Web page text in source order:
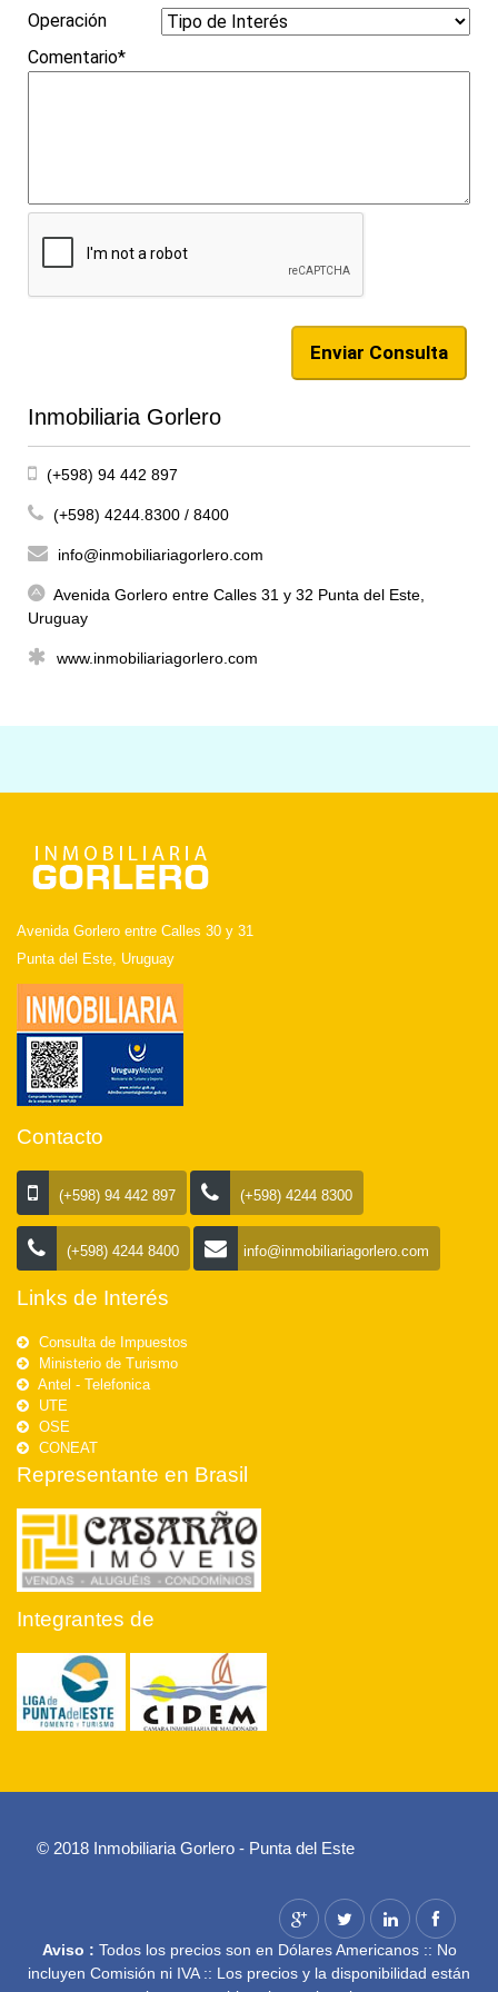
Operación
Comentario*
Inmobiliaria Gorlero
(+598) 94 442 897
(+598) 4244.8300 / 8400
info@inmobiliariagorlero.com
Avenida Gorlero entre Calles 31 y 32 Punta del Este,
Uruguay
www.inmobiliariagorlero.com
Avenida Gorlero entre Calles 30 y 31
Punta del Este, Uruguay
Contacto
(+598) 94 442 897 (+598) 4244 8300
(+598) 4244 8400 info@inmobiliariagorlero.com
Links de Interés
Consulta de Impuestos
Ministerio de Turismo
Antel - Telefonica
UTE
OSE
CONEAT
Representante en Brasil
Integrantes de
© 2018 Inmobiliaria Gorlero - Punta del Este
Aviso : Todos los precios son en Dólares Americanos :: No
incluyen Comisión ni IVA :: Los precios y la disponibilidad están